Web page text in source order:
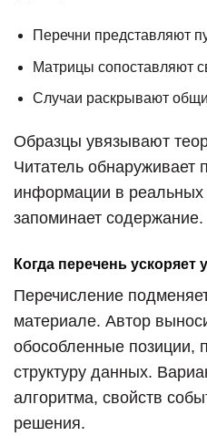
Перечни представляют
Матрицы сопоставляют
Случаи раскрывают
Образцы увязывают
Читатель обнаруживает
информации в реальных
запоминает содержание.
Когда перечень ускоряет
Перечисление
материале. Автор
обособленные позиции,
структуру данных.
алгоритма, свойств
решения.